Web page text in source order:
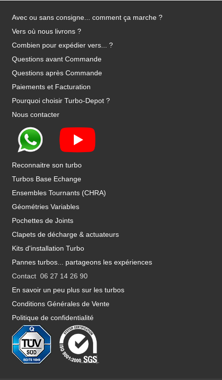
Avec ou sans consigne... comment ça marche ?
Vers où nous livrons ?
Combien pour expédier vers... ?
Questions avant Commande
Questions après Commande
Paiements et Facturation
Pourquoi choisir Turbo-Depot ?
Nous contacter
Reconnaitre son turbo
Turbos Base Echange
Ensembles Tournants (CHRA)
Géométries Variables
Pochettes de Joints
Clapets de décharge & actuateurs
Kits d'installation Turbo
Pannes turbos... partageons les expériences
Contact 06 27 14 26 90
En savoir un peu plus sur les turbos
Conditions Générales de Vente
Politique de confidentialité